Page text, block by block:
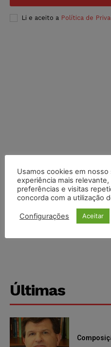
Li e aceito a Política de
Últimas
Usamos cookies em
experiência mais
preferências e visitas
concorda com a utilização
Configurações Aceitar